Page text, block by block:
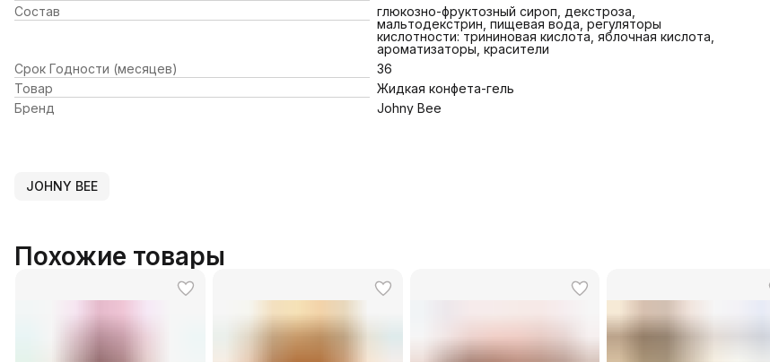
Состав
глюкозно-фруктозный сироп, декстроза,
мальтодекстрин, пищевая вода, регуляторы
кислотности: трининовая кислота, яблочная кислота,
ароматизаторы, красители
Срок Годности (месяцев)
36
Товар
Жидкая конфета-гель
Бренд
Johny Bee
JOHNY BEE
Похожие товары